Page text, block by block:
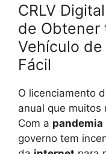
CRLV
de Obtener
Vehículo
Fácil
O licenciamento
anual que muitos
Com a pandemia
governo tem